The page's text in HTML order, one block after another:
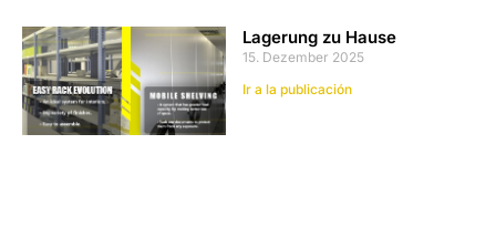
Lagerung zu Hause
15. Dezember 2025
Ir a la publicación